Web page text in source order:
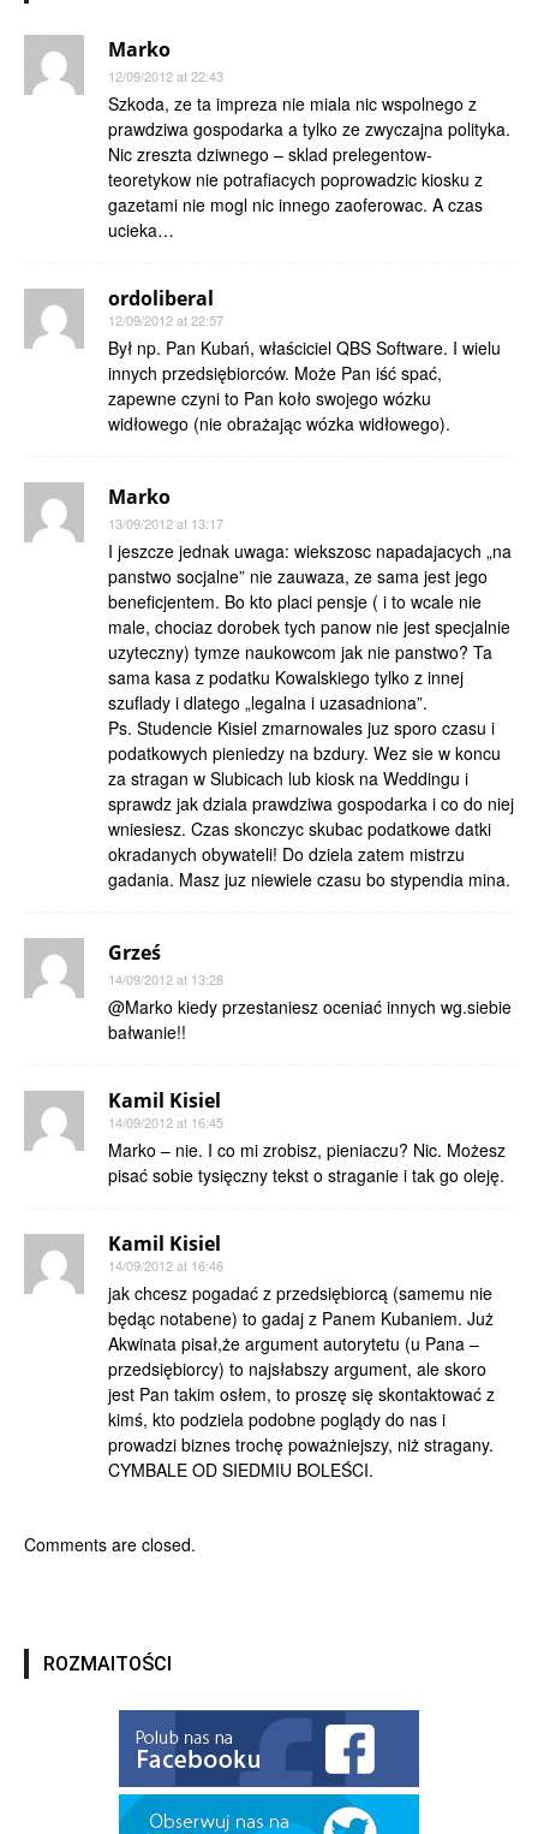
Marko
12/09/2012 at 22:43
Szkoda, ze ta impreza nie miala nic wspolnego z
prawdziwa gospodarka a tylko ze zwyczajna polityka.
Nic zreszta dziwnego – sklad prelegentow-
teoretykow nie potrafiacych poprowadzic kiosku z
gazetami nie mogl nic innego zaoferowac. A czas
ucieka…
ordoliberal
12/09/2012 at 22:57
Był np. Pan Kubań, właściciel QBS Software. I wielu
innych przedsiębiorców. Może Pan iść spać,
zapewne czyni to Pan koło swojego wózku
widłowego (nie obrażając wózka widłowego).
Marko
13/09/2012 at 13:17
I jeszcze jednak uwaga: wiekszosc napadajacych „na
panstwo socjalne” nie zauwaza, ze sama jest jego
beneficjentem. Bo kto placi pensje ( i to wcale nie
male, chociaz dorobek tych panow nie jest specjalnie
uzyteczny) tymze naukowcom jak nie panstwo? Ta
sama kasa z podatku Kowalskiego tylko z innej
szuflady i dlatego „legalna i uzasadniona”.
Ps. Studencie Kisiel zmarnowales juz sporo czasu i
podatkowych pieniedzy na bzdury. Wez sie w koncu
za stragan w Slubicach lub kiosk na Weddingu i
sprawdz jak dziala prawdziwa gospodarka i co do niej
wniesiesz. Czas skonczyc skubac podatkowe datki
okradanych obywateli! Do dziela zatem mistrzu
gadania. Masz juz niewiele czasu bo stypendia mina.
Grześ
14/09/2012 at 13:28
@Marko kiedy przestaniesz oceniać innych wg.siebie
bałwanie!!
Kamil Kisiel
14/09/2012 at 16:45
Marko – nie. I co mi zrobisz, pieniaczu? Nic. Możesz
pisać sobie tysięczny tekst o straganie i tak go oleję.
Kamil Kisiel
14/09/2012 at 16:46
jak chcesz pogadać z przedsiębiorcą (samemu nie
będąc notabene) to gadaj z Panem Kubaniem. Już
Akwinata pisał,że argument autorytetu (u Pana –
przedsiębiorcy) to najsłabszy argument, ale skoro
jest Pan takim osłem, to proszę się skontaktować z
kimś, kto podziela podobne poglądy do nas i
prowadzi biznes trochę poważniejszy, niż stragany.
CYMBALE OD SIEDMIU BOLEŚCI.
Comments are closed.
ROZMAITOŚCI